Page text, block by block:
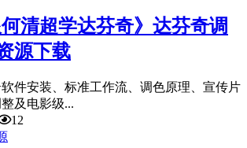
何清超学达芬奇》达芬奇调
源下载
件安装、标准工作流、调色原理、宣传片
及电影级...
12